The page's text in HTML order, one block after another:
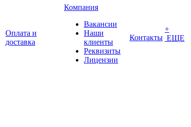
Оплата и
доставка
Компания
Вакансии
Наши
клиенты
Реквизиты
Лицензии
Контакты
+
ЕЩЕ